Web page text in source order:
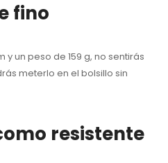
fino
y un peso de 159 g, no sentirás
meterlo en el bolsillo sin
resistente